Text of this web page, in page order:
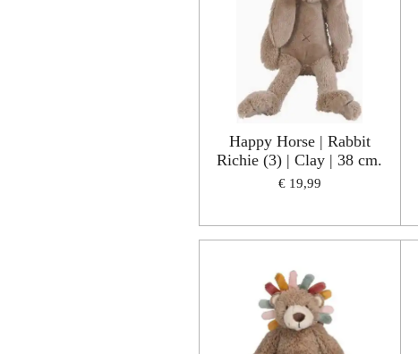
Happy Horse | Rabbit
Richie (3) | Clay | 38 cm.
€ 19,99